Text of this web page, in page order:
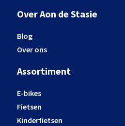
Over Aon de Stasie
Blog
Over ons
Assortiment
E-bikes
Fietsen
Kinderfietsen